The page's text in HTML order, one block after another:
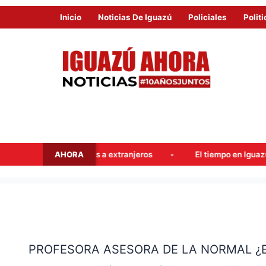
Inicio Noticias De Iguazú Policiales
AHORA
a extranjeros El tiempo en Iguazú este fin de
PROFESORA ASESORA DE LA NORMAL
DE